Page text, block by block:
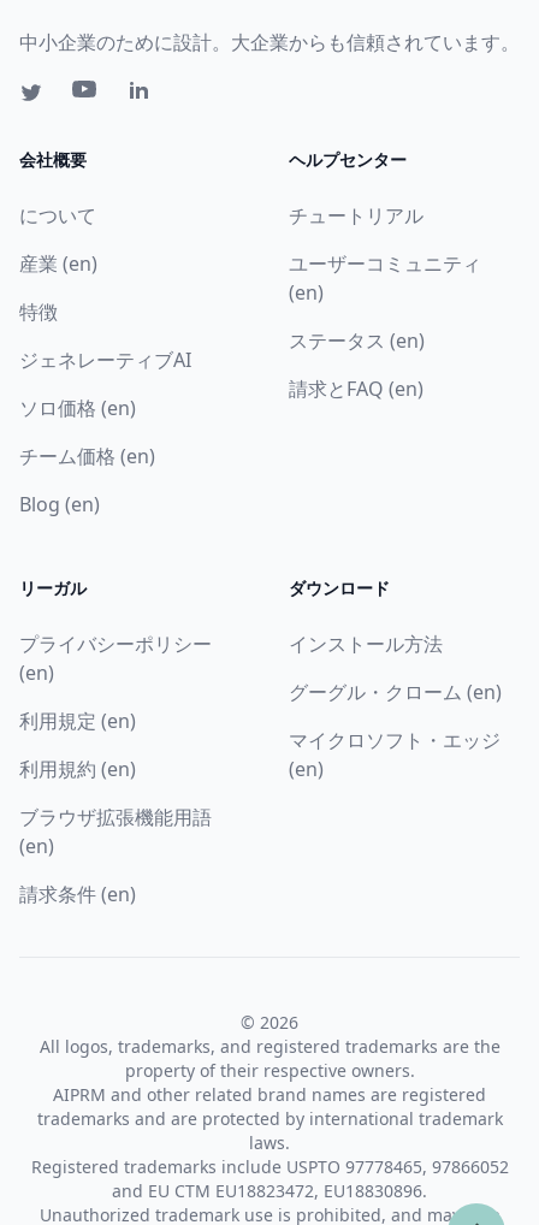
中小企業のために設計。大企業からも信頼されています。
会社概要
について
産業 (en)
特徴
ジェネレーティブAI
ソロ価格 (en)
チーム価格 (en)
Blog (en)
ヘルプセンター
チュートリアル
ユーザーコミュニティ
(en)
ステータス (en)
請求とFAQ (en)
リーガル
プライバシーポリシー
(en)
利用規定 (en)
利用規約 (en)
ブラウザ拡張機能用語
(en)
請求条件 (en)
ダウンロード
インストール方法
グーグル・クローム (en)
マイクロソフト・エッジ
(en)
© 2026
All logos, trademarks, and registered trademarks are the
property of their respective owners.
AIPRM and other related brand names are registered
trademarks and are protected by international trademark
laws.
Registered trademarks include USPTO 97778465, 97866052
and EU CTM EU18823472, EU18830896.
Unauthorized trademark use is prohibited, and may be a